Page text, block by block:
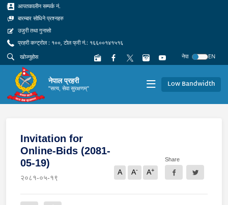
आपतकालीन सम्पर्क नं.
बारम्बार सोधिने प्रश्नहरु
उजुरी तथा गुनासो
प्रहरी कन्ट्रोल : १००, टोल फ्री नं.: १६६००१४१५१६
नेपा
EN
नेपाल प्रहरी
"सत्य, सेवा सुरक्षणम्" Low Bandwidth
Invitation for
Online-Bids (2081-
05-19)
२०८१-०५-१९
A A- A+
Share